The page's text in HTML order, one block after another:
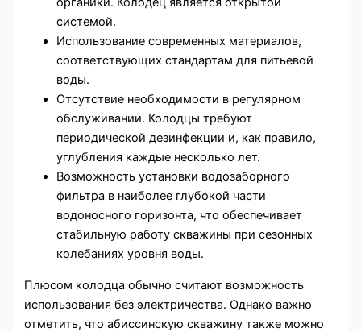
системой.
Использование современных материалов,
соответствующих стандартам для питьевой
воды.
Отсутствие необходимости в регулярном
обслуживании. Колодцы требуют
периодической дезинфекции и, как правило,
углубления каждые несколько лет.
Возможность установки водозаборного
фильтра в наиболее глубокой части
водоносного горизонта, что обеспечивает
стабильную работу скважины при сезонных
колебаниях уровня воды.
Плюсом колодца обычно считают возможность
использования без электричества. Однако важно
отметить, что абиссинскую скважину также можно